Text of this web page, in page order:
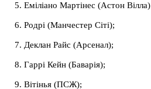
Еміліано Мартінес (Астон Вілла)
Родрі (Манчестер Сіті);
Деклан Райс (Арсенал);
Гаррі Кейн (Баварія);
Вітінья (ПСЖ);